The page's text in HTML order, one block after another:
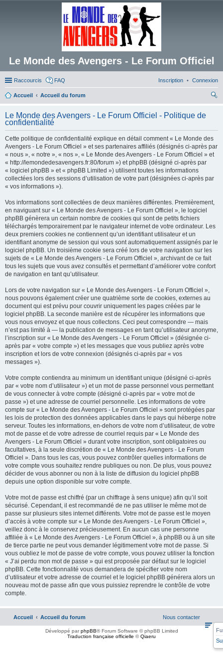
Le Monde des Avengers - Le Forum Officiel
Raccourcis FAQ Connexion
Inscription
Accueil
Accueil du forum
ch
Le Monde des Avengers - Le Forum Officiel - Politique de
confidentialité
Cette politique de confidentialité explique en détail comment « Le Monde des
Avengers - Le Forum Officiel » et ses partenaires affiliés (désignés ci-après par
« nous », « notre », « nos », « Le Monde des Avengers - Le Forum Officiel » et
« http://lemondedesavengers.fr:80/forum ») et phpBB (désigné ci-après par
« logiciel phpBB » et « phpBB Limited ») utilisent toutes les informations
collectées lors des sessions d’utilisation de votre part (désignées ci-après par
« vos informations »).
Vos informations sont collectées de deux manières différentes. Premièrement,
en naviguant sur « Le Monde des Avengers - Le Forum Officiel », le logiciel
phpBB génèrera un certain nombre de cookies qui sont de petits fichiers
téléchargés temporairement par le navigateur internet de votre ordinateur. Les
deux premiers cookies ne contiennent qu’un identifiant utilisateur et un
identifiant anonyme de session qui vous sont automatiquement assignés par le
logiciel phpBB. Un troisième cookie sera créé lors de votre navigation sur les
sujets de « Le Monde des Avengers - Le Forum Officiel », archivant de ce fait
tous les sujets que vous avez consultés et permettant d’améliorer votre confort
de navigation en tant qu’utilisateur.
Lors de votre navigation sur « Le Monde des Avengers - Le Forum Officiel »,
nous pouvons également créer une quatrième sorte de cookies, externes au
document qui est prévu pour couvrir uniquement les pages créées par le
logiciel phpBB. La seconde manière est de récupérer les informations que
vous nous envoyez et que nous collectons. Ceci peut correspondre — mais
n’est pas limité à — la publication de messages en tant qu’utilisateur anonyme,
l’inscription sur « Le Monde des Avengers - Le Forum Officiel » (désignée ci-
après par « votre compte ») et les messages que vous publiez après votre
inscription et lors de votre connexion (désignés ci-après par « vos
messages »).
Votre compte contiendra au minimum un identifiant unique (désigné ci-après
par « votre nom d’utilisateur ») et un mot de passe personnel vous permettant
de vous connecter à votre compte (désigné ci-après par « votre mot de
passe ») et une adresse de courriel personnelle. Les informations de votre
compte sur « Le Monde des Avengers - Le Forum Officiel » sont protégées par
les lois de protection des données applicables dans le pays qui héberge notre
serveur. Toutes les informations, en-dehors de votre nom d’utilisateur, de votre
mot de passe et de votre adresse de courriel requis par « Le Monde des
Avengers - Le Forum Officiel » durant votre inscription, sont obligatoires ou
facultatives, à la seule discrétion de « Le Monde des Avengers - Le Forum
Officiel ». Dans tous les cas, vous pouvez contrôler quelles informations de
votre compte vous souhaitez rendre publiques ou non. De plus, vous pouvez
décider de vous abonner ou non à la liste de diffusion du logiciel phpBB
depuis une option disponible sur votre compte.
Votre mot de passe est chiffré (par un chiffrage à sens unique) afin qu’il soit
sécurisé. Cependant, il est recommandé de ne pas utiliser le même mot de
passe sur plusieurs sites internet différents. Votre mot de passe est le moyen
d’accès à votre compte sur « Le Monde des Avengers - Le Forum Officiel »,
veillez donc à le conservez précieusement. En aucun cas une personne
affiliée à « Le Monde des Avengers - Le Forum Officiel », à phpBB ou à un site
de tierce partie ne peut vous demander légitimement votre mot de passe. Si
vous oubliez le mot de passe de votre compte, vous pouvez utiliser la fonction
« J’ai perdu mon mot de passe » qui est proposée par défaut sur le logiciel
phpBB. Cette fonctionnalité vous demandera de spécifier votre nom
d’utilisateur et votre adresse de courriel et le logiciel phpBB générera alors un
nouveau mot de passe afin que vous puissiez reprendre le contrôle de votre
compte.
Accueil Accueil du forum Nous contacter
Développé parphpBB® Forum Software © phpBB Limited
Traduction française officielle ©Qiaeru